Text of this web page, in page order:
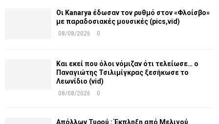
Οι Kanarya έδωσαν τον ρυθμό στον «Φλοίσβο»
με παραδοσιακές μουσικές (pics,vid)
08/08/2026 0
Και εκεί που όλοι νόμιζαν ότι τελείωσε… ο
Παναγιώτης Τσιλιμίγκρας ξεσήκωσε το
Λεωνίδιο (vid)
08/08/2026 0
Απόλλων Τυρού : Έκπληξη από Μελιγού